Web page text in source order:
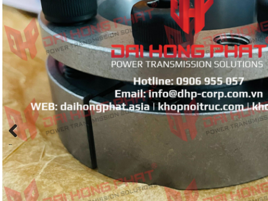
Previous